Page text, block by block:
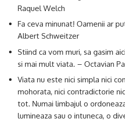
Raquel Welch
Fa ceva minunat! Oamenii ar
Albert Schweitzer
Stiind ca vom muri, sa gasim
si mai mult viata. – Octavian
Viata nu este nici simpla nici
mohorata, nici contradictorie
tot. Numai limbajul o
lumineaza sau o intuneca, o